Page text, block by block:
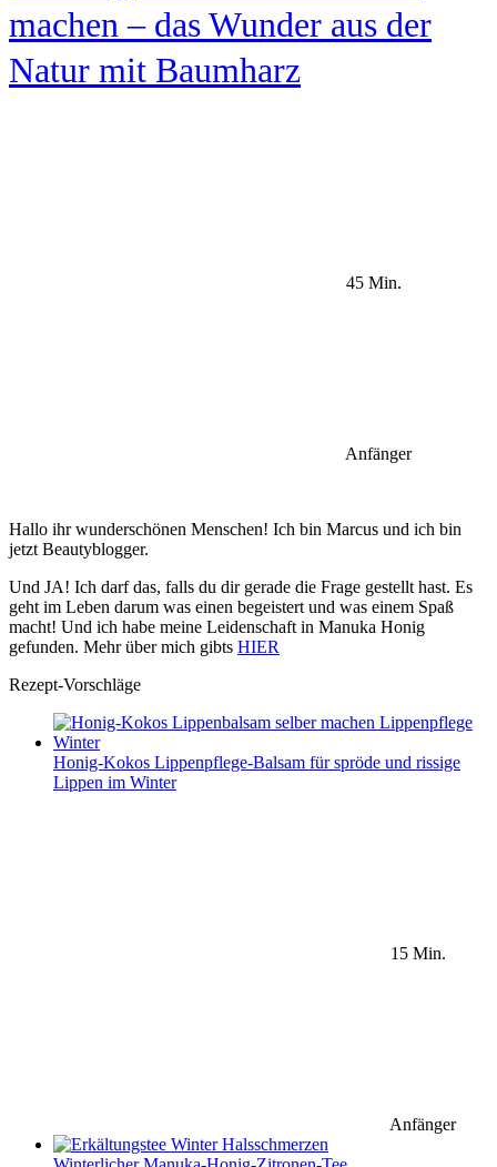
machen – das Wunder aus der
Natur mit Baumharz
45 Min.
Anfänger
Hallo ihr wunderschönen Menschen! Ich bin Marcus und ich bin
jetzt Beautyblogger.
Und JA! Ich darf das, falls du dir gerade die Frage gestellt hast. Es
geht im Leben darum was einen begeistert und was einem Spaß
macht! Und ich habe meine Leidenschaft in Manuka Honig
gefunden. Mehr über mich gibts HIER
Rezept-Vorschläge
Honig-Kokos Lippenpflege-Balsam für spröde und rissige
Lippen im Winter
15 Min.
Anfänger